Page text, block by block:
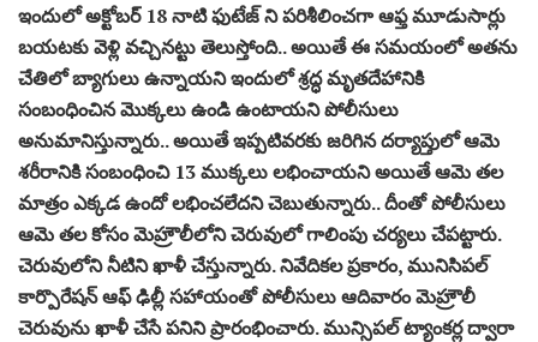
ఇందులో అక్టోబర్ 18 నాటి ఫుటేజ్ ని పరిశీలించగా ఆఫ్త మూడుసార్లు
బయటకు వెళ్లి వచ్చినట్టు తెలుస్తోంది.. అయితే ఈ సమయంలో అతను
చేతిలో బ్యాగులు ఉన్నాయని ఇందులో శ్రద్ధ మృతదేహానికి
సంబంధించిన మొక్కలు ఉండి ఉంటాయని పోలీసులు
అనుమానిస్తున్నారు.. అయితే ఇప్పటివరకు జరిగిన దర్యాప్తులో ఆమె
శరీరానికి సంబంధించి 13 ముక్కలు లభించాయని అయితే ఆమె తల
మాత్రం ఎక్కడ ఉందో లభించలేదని చెబుతున్నారు.. దీంతో పోలీసులు
ఆమె తల కోసం మెహ్రౌలీలోని చెరువులో గాలింపు చర్యలు చేపట్టారు.
చెరువులోని నీటిని ఖాళీ చేస్తున్నారు. నివేదికల ప్రకారం, మునిసిపల్
కార్పొరేషన్ ఆఫ్ ఢిల్లీ సహాయంతో పోలీసులు ఆదివారం మెహ్రౌలీ
చెరువును ఖాళీ చేసే పనిని ప్రారంభించారు. మున్సిపల్ ట్యాంకర్ల ద్వారా